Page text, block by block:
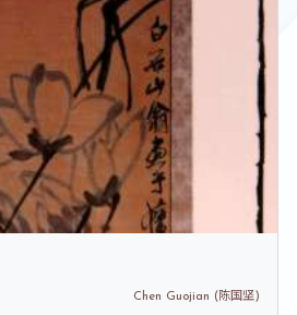
Chen Guojian (陈国坚)